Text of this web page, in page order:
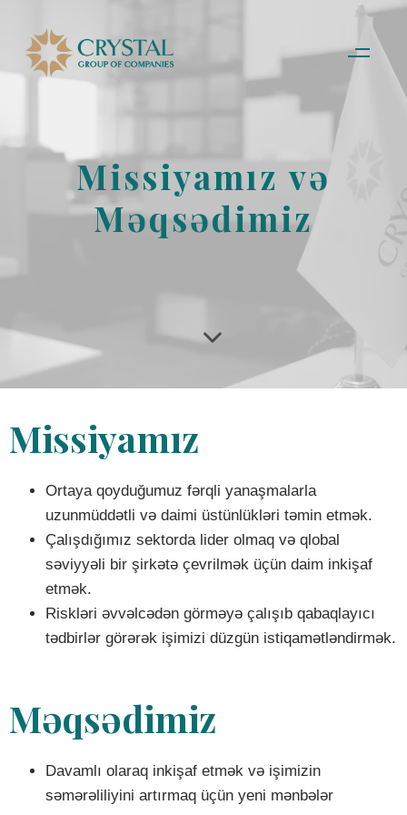
Missiyamız və
Məqsədimiz
Missiyamız
Ortaya qoyduğumuz fərqli yanaşmalarla
uzunmüddətli və daimi üstünlükləri təmin etmək.
Çalışdığımız sektorda lider olmaq və qlobal
səviyyəli bir şirkətə çevrilmək üçün daim inkişaf
etmək.
Riskləri əvvəlcədən görməyə çalışıb qabaqlayıcı
tədbirlər görərək işimizi düzgün istiqamətləndirmək.
Məqsədimiz
Davamlı olaraq inkişaf etmək və işimizin
səmərəliliyini artırmaq üçün yeni mənbələr